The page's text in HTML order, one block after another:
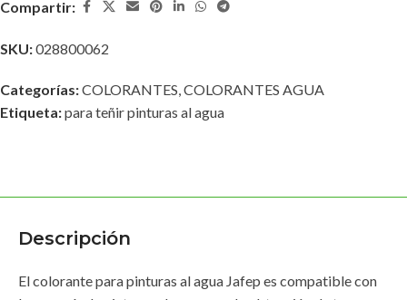
Compartir:
SKU:028800062
Categorías:COLORANTES,COLORANTES AGUA
Etiqueta:para teñir pinturas al agua
Descripción
El colorante para pinturas al agua Jafep es compatible con